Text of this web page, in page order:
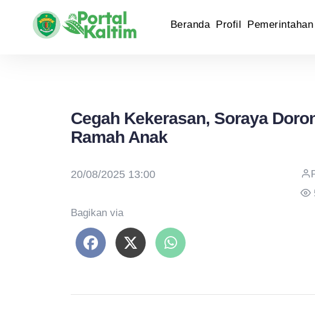
Beranda Profil Pemerintahan
Cegah Kekerasan, Soraya
Ramah Anak
20/08/2025 13:00
Bagikan via